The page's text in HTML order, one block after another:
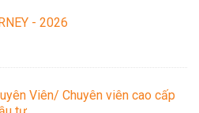
- 2026
Viên/ Chuyên viên cao cấp